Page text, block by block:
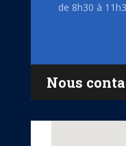
de 8h30 à
Nous